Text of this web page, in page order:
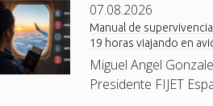
07.08.2026
Manual de
19 horas viajando en
Miguel Angel
Presidente FIJET